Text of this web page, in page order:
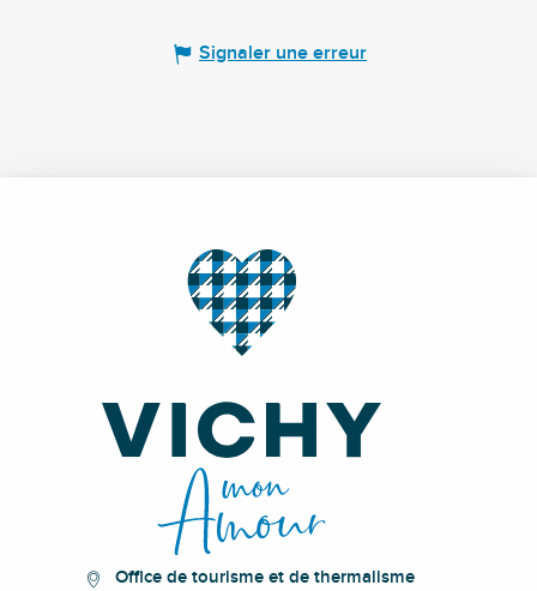
Signaler une erreur
Office de tourisme et de thermalisme